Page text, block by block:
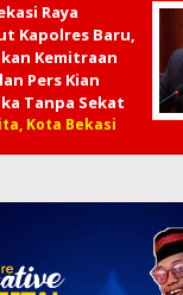
Raya
Kapolres Baru,
Kemitraan
Pers Kian
Tanpa Sekat
Kota Bekasi